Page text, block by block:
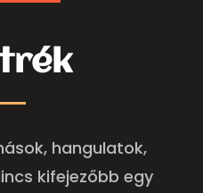
hangulatok,
kifejezőbb egy